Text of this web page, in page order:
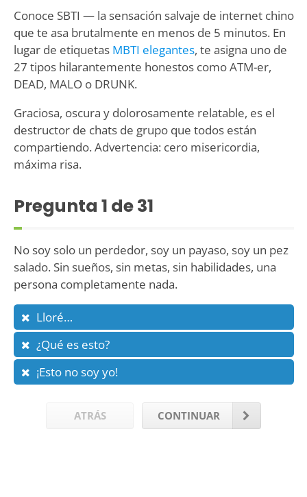
Conoce SBTI — la sensación salvaje de internet chino
que te asa brutalmente en menos de 5 minutos. En
lugar de etiquetas MBTI elegantes, te asigna uno de
27 tipos hilarantemente honestos como ATM-er,
DEAD, MALO o DRUNK.
Graciosa, oscura y dolorosamente relatable, es el
destructor de chats de grupo que todos están
compartiendo. Advertencia: cero misericordia,
máxima risa.
Pregunta 1 de 31
No soy solo un perdedor, soy un payaso, soy un pez
salado. Sin sueños, sin metas, sin habilidades, una
persona completamente nada.
Lloré…
¿Qué es esto?
¡Esto no soy yo!
ATRÁS CONTINUAR